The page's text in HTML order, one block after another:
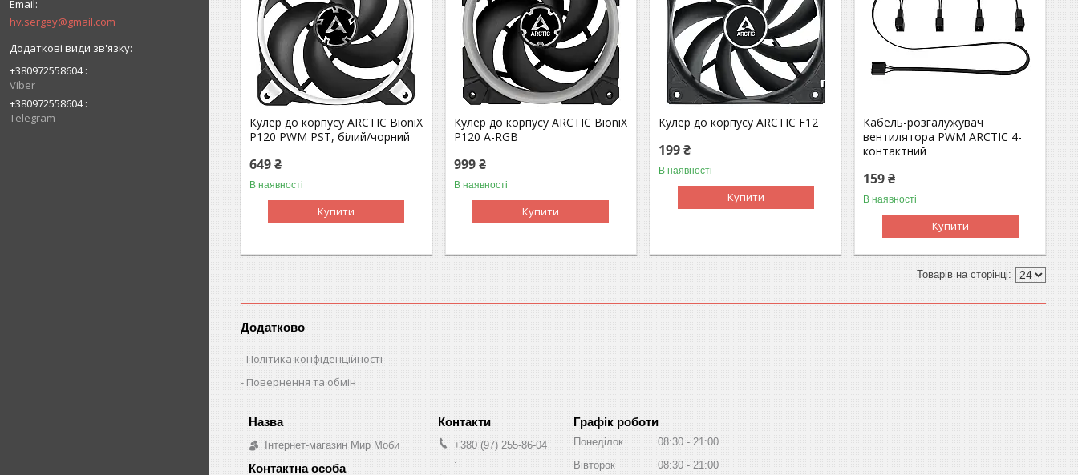
hv.sergey@gmail.com
+380972558604
Viber
+380972558604
Telegram
Кулер до корпусу ARCTIC BioniX
P120 PWM PST, білий/чорний
649 ₴
В наявності
Купити
Кулер до корпусу ARCTIC BioniX
P120 A-RGB
999 ₴
В наявності
Купити
Кулер до корпусу ARCTIC F12
199 ₴
В наявності
Купити
Кабель-розгалужувач
вентилятора PWM ARCTIC 4-
контактний
159 ₴
В наявності
Купити
Додатково
Політика конфіденційності
Повернення та обмін
Інтернет-магазин Мир Моби
+380 (97) 255-86-04
Графік роботи
Понеділок 08:30
21:00
Вівторок
08:30 21:00